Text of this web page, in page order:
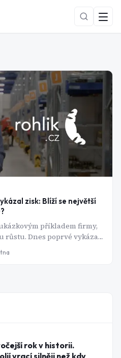
zisk: Blíží se největší
příkladem firmy,
růstu. Dnes poprvé vykázal
expanduje v Německu a z
nový byznys. Po letech
rok v historii.
vrací silněji než kdy